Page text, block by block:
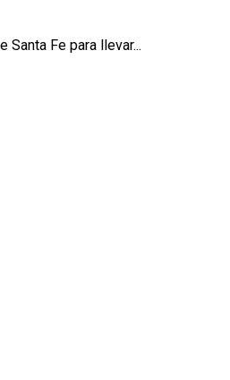
Santa Fe para llevar...